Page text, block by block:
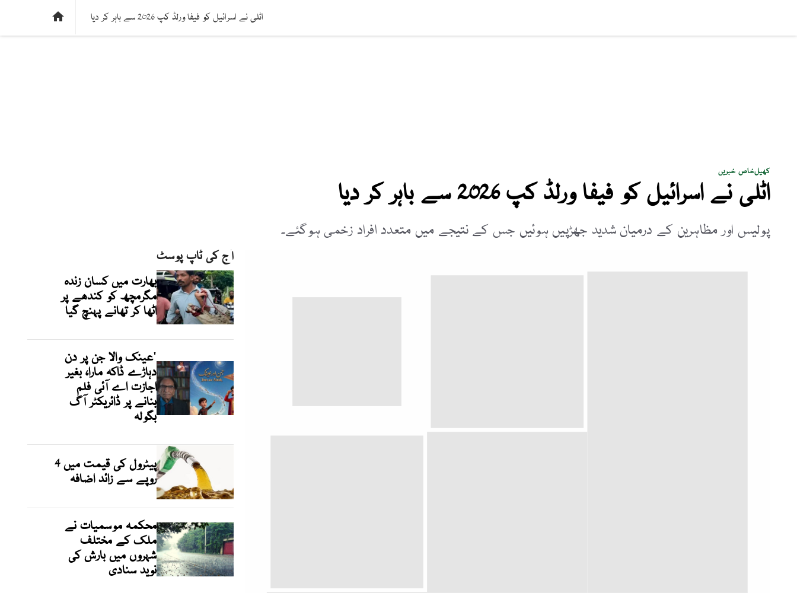
دلچسپ و عجیب
 اٹلی نے اسرائیل کو فیفا ورلڈ کپ 2026 سے باہر کر دیا
کھیلخاص خبریں
اٹلی نے اسرائیل کو فیفا ورلڈ کپ 2026 سے باہر کر دیا
پولیس اور مظاہرین کے درمیان شدید جھڑپیں ہوئیں جس کے نتیجے میں متعدد افراد زخمی ہوگئے۔
آج کی ٹاپ پوسٹ
بھارت میں کسان زندہ
مگرمچھ کو کندھے پر
اٹھا کر تھانے پہنچ گیا
'عینک والا جن پر دن
دہاڑے ڈاکہ مارا، بغیر
اجازت اے آئی فلم
بنانے پر ڈائریکٹر آگ
بگولہ
پیٹرول کی قیمت میں 4
روپے سے زائد اضافہ
محکمہ موسمیات نے
ملک کے مختلف
شہروں میں بارش کی
نوید سنادی